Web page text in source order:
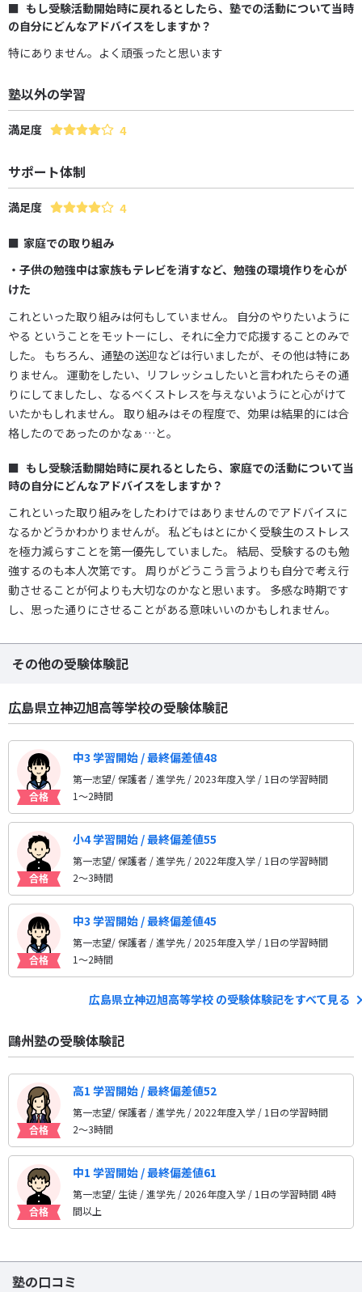
もし受験活動開始時に戻れるとしたら、塾での活動について当時
の自分にどんなアドバイスをしますか？
特にありません。よく頑張ったと思います
塾以外の学習
満足度 4
サポート体制
満足度 4
家庭での取り組み
・子供の勉強中は家族もテレビを消すなど、勉強の環境作りを心が
けた
これといった取り組みは何もしていません。 自分のやりたいように
やる ということをモットーにし、それに全力で応援することのみで
した。 もちろん、通塾の送迎などは行いましたが、その他は特にあ
りません。 運動をしたい、リフレッシュしたいと言われたらその通
りにしてましたし、なるべくストレスを与えないようにと心がけて
いたかもしれません。 取り組みはその程度で、効果は結果的には合
格したのであったのかなぁ…と。
もし受験活動開始時に戻れるとしたら、家庭での活動について当
時の自分にどんなアドバイスをしますか？
これといった取り組みをしたわけではありませんのでアドバイスに
なるかどうかわかりませんが。 私どもはとにかく受験生のストレス
を極力減らすことを第一優先していました。 結局、受験するのも勉
強するのも本人次第です。 周りがどうこう言うよりも自分で考え行
動させることが何よりも大切なのかなと思います。 多感な時期です
し、思った通りにさせることがある意味いいのかもしれません。
その他の受験体験記
広島県立神辺旭高等学校の受験体験記
中3 学習開始 / 最終偏差値48
第一志望/ 保護者 / 進学先/ 2023年度入学 / 1日の学習時間
1〜2時間
小4 学習開始 / 最終偏差値55
第一志望/ 保護者 / 進学先/ 2022年度入学 / 1日の学習時間
2〜3時間
中3 学習開始 / 最終偏差値45
第一志望/ 保護者 / 進学先/ 2025年度入学 / 1日の学習時間
1〜2時間
広島県立神辺旭高等学校 の受験体験記をすべて見る
鷗州塾の受験体験記
高1 学習開始 / 最終偏差値52
第一志望/ 保護者 / 進学先/ 2022年度入学 / 1日の学習時間
2〜3時間
中1 学習開始 / 最終偏差値61
第一志望/ 生徒 / 進学先/ 2026年度入学 / 1日の学習時間 4時
間以上
塾の口コミ